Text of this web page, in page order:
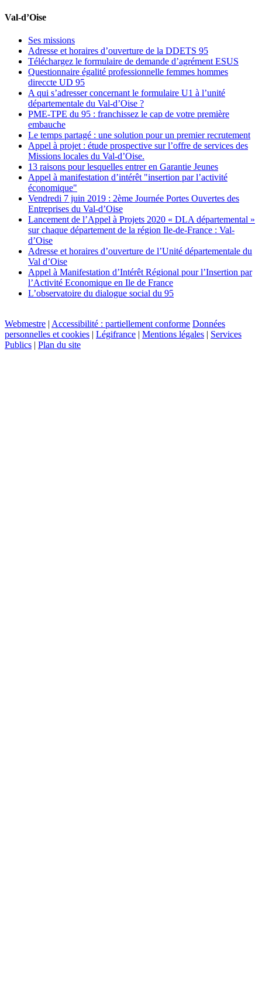
Val-d’Oise
Ses missions
Adresse et horaires d’ouverture de la DDETS 95
Téléchargez le formulaire de demande d’agrément ESUS
Questionnaire égalité professionnelle femmes hommes
direccte UD 95
A qui s’adresser concernant le formulaire U1 à l’unité
départementale du Val-d’Oise ?
PME-TPE du 95 : franchissez le cap de votre première
embauche
Le temps partagé : une solution pour un premier recrutement
Appel à projet : étude prospective sur l’offre de services des
Missions locales du Val-d’Oise.
13 raisons pour lesquelles entrer en Garantie Jeunes
Appel à manifestation d’intérêt "insertion par l’activité
économique"
Vendredi 7 juin 2019 : 2ème Journée Portes Ouvertes des
Entreprises du Val-d’Oise
Lancement de l’Appel à Projets 2020 « DLA départemental »
sur chaque département de la région Ile-de-France : Val-
d’Oise
Adresse et horaires d’ouverture de l’Unité départementale du
Val d’Oise
Appel à Manifestation d’Intérêt Régional pour l’Insertion par
l’Activité Economique en Ile de France
L’observatoire du dialogue social du 95
Webmestre | Accessibilité : partiellement conforme Données
personnelles et cookies | Légifrance | Mentions légales | Services
Publics | Plan du site